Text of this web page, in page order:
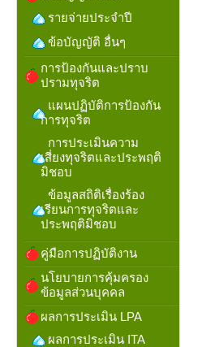
รายจ่ายประจำปี
ข้อบัญญัติ อื่นๆ
การป้องกันและปราบ
ปรามทุจริต
แผนปฏิบัติการป้องกัน
การทุจริต
การประเมินความ
เสี่ยงทุจริตและประพฤติ
มิชอบ
ข้อมูลสถิติเรื่องร้อง
เรียนการทุจริตและ
ประพฤติมิชอบ
คู่มือการปฏิบัติงาน
นโยบายการคุ้มครอง
ข้อมูลส่วนบุคคล
ผลการประเมิน LPA
ผลการประเมิน ITA